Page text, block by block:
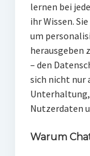
lernen bei
ihr Wissen.
um
herausgeben
– den
sich nicht nur
Nutzerdaten
Warum